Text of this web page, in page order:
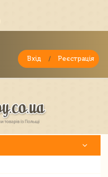
Вхід / Реєстрація